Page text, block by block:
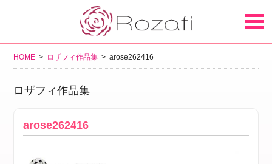
HOME > ロザフィ作品集 > arose262416
ロザフィ作品集
arose262416